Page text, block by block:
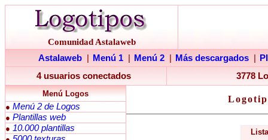
Comunidad Astalaweb
Astalaweb
Menú 1 Menú 2 Más descargados
4 usuarios conectados
3778
Menú Logos
● Menú 2 de Logos
● Plantillas web
● 10.000 plantillas